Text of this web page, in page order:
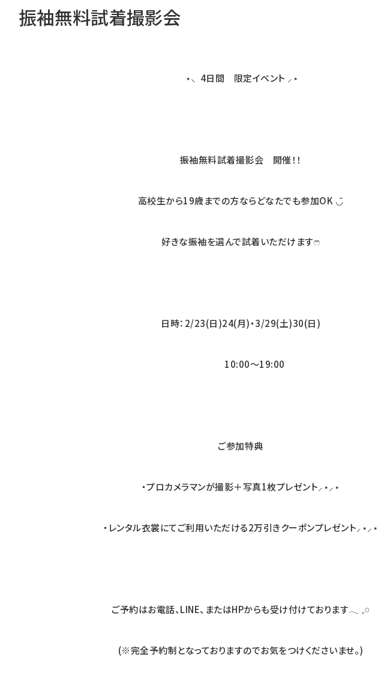
振袖無料試着撮影会
⋆⸜ 4日間 限定イベント ⸝⋆
振袖無料試着撮影会 開催！！
高校生から19歳までの方ならどなたでも参加OK ◡̈
好きな振袖を選んで試着いただけますෆ
日時：2/23(日)24(月)・3/29(土)30(日)
10:00〜19:00
ご参加特典
・プロカメラマンが撮影＋写真1枚プレゼント⸝⋆⸝⋆
・レンタル衣裳にてご利用いただける2万引きクーポンプレゼント⸝⋆⸝⋆
ご予約はお電話、LINE、またはHPからも受け付けております𓂃 𓈒𓏸
(※完全予約制となっておりますのでお気をつけくださいませ。)